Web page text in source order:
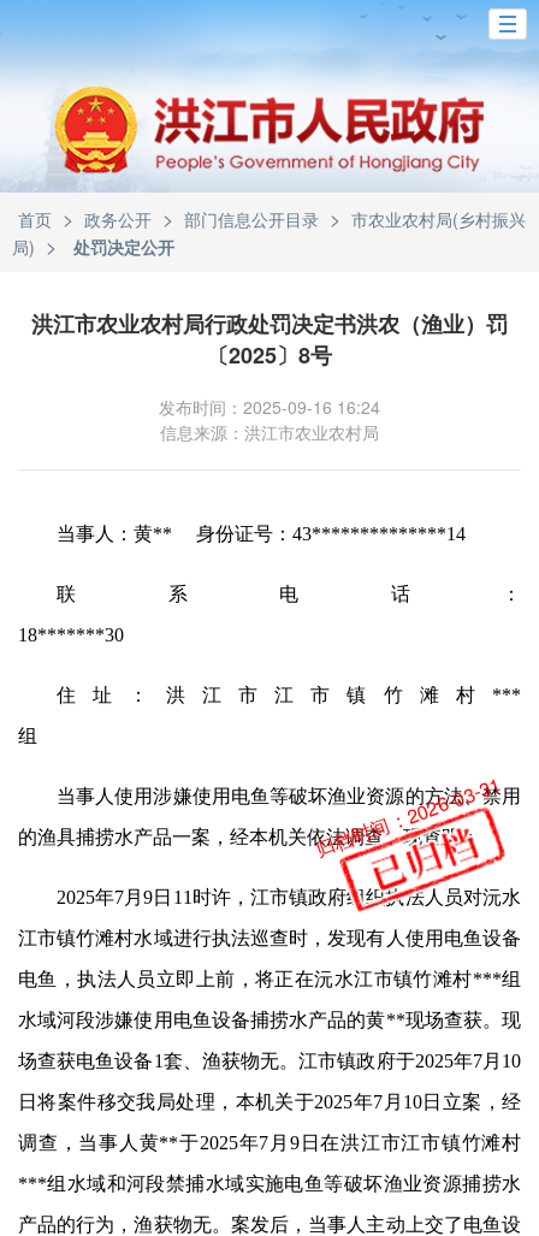
首页 > 政务公开 > 部门信息公开目录 > 市农业农村局(乡村振兴
局) > 处罚决定公开
洪江市农业农村局行政处罚决定书洪农（渔业）罚
〔2025〕8号
发布时间：2025-09-16 16:24
信息来源：洪江市农业农村局
当事人：黄** 身份证号：43**************14
联系电话：
18*******30
住址：洪江市江市镇竹滩村***
组
当事人使用涉嫌使用电鱼等破坏渔业资源的方法、禁用
的渔具捕捞水产品一案，经本机关依法调查，现查明：
2025年7月9日11时许，江市镇政府组织执法人员对沅水
江市镇竹滩村水域进行执法巡查时，发现有人使用电鱼设备
电鱼，执法人员立即上前，将正在沅水江市镇竹滩村***组
水域河段涉嫌使用电鱼设备捕捞水产品的黄**现场查获。现
场查获电鱼设备1套、渔获物无。江市镇政府于2025年7月10
日将案件移交我局处理，本机关于2025年7月10日立案，经
调查，当事人黄**于2025年7月9日在洪江市江市镇竹滩村
***组水域和河段禁捕水域实施电鱼等破坏渔业资源捕捞水
产品的行为，渔获物无。案发后，当事人主动上交了电鱼设
归档时间：2026-03-31